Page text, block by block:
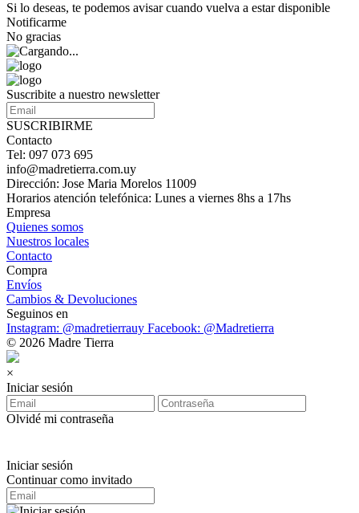
Si lo deseas, te podemos avisar cuando vuelva a estar disponible
Notificarme
No gracias
Suscribite a nuestro newsletter
SUSCRIBIRME
Contacto
Tel: 097 073 695
info@madretierra.com.uy
Dirección: Jose Maria Morelos 11009
Horarios atención telefónica: Lunes a viernes 8hs a 17hs
Empresa
Quienes somos
Nuestros locales
Contacto
Compra
Envíos
Cambios & Devoluciones
Seguinos en
Instagram: @madretierrauy Facebook: @Madretierra
© 2026 Madre Tierra
×
Iniciar sesión
Olvidé mi contraseña
Iniciar sesión
Continuar como invitado